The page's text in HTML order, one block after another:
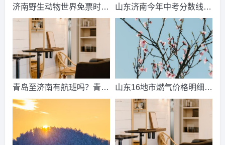
济南野生动物世界免票时
间？济南动物王国票价？
山东济南今年中考分数线出
来了吗？济南中考总分多
青岛至济南有航班吗？青岛
到济南的高铁票多钱？
山东16地市燃气价格明细？
2021山东天然气费收费标